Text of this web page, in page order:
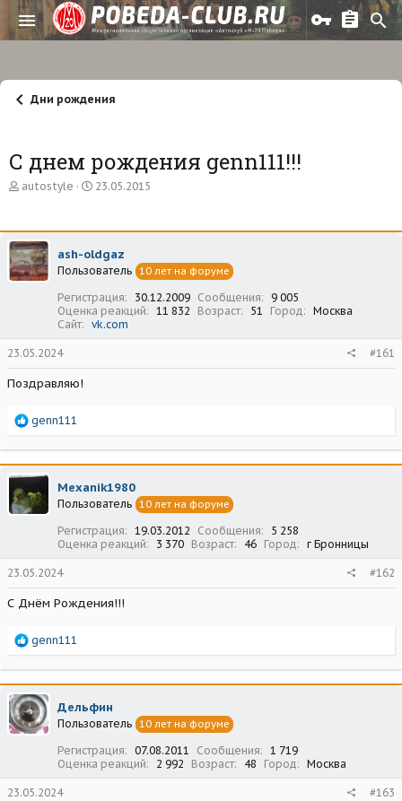
Дни рождения
С днем рождения genn111!!!
А
о
р
т
е
autostyle
Д
а
а
ч
л
а
23.05.2015
ash-oldgaz
Пользователь 10 лет на форуме
Регистрация 30.12.2009 Сообщения
9 005
Оценка реакций
11 832 Возраст 51 Город
Москва
Сайт
vk.com
23.05.2024 #161
Поздравляю!
Р
а
к
ц
и
и
genn111
Mexanik1980
Пользователь 10 лет на форуме
Регистрация 19.03.2012 Сообщения
5 258
Оценка реакций
3 370 Возраст 46 Город г Бронницы
23.05.2024 #162
С Днём Рождения!!!
Р
а
к
ц
и
и
genn111
Дельфин
Пользователь 10 лет на форуме
Регистрация 07.08.2011 Сообщения
1 719
Оценка реакций
2 992 Возраст 48 Город Москва
23.05.2024 #163